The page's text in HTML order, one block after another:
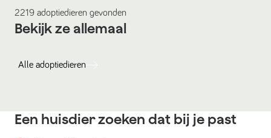
2219 adoptiedieren gevonden
Bekijk ze allemaal
Alle adoptiedieren
Een huisdier zoeken dat bij je past